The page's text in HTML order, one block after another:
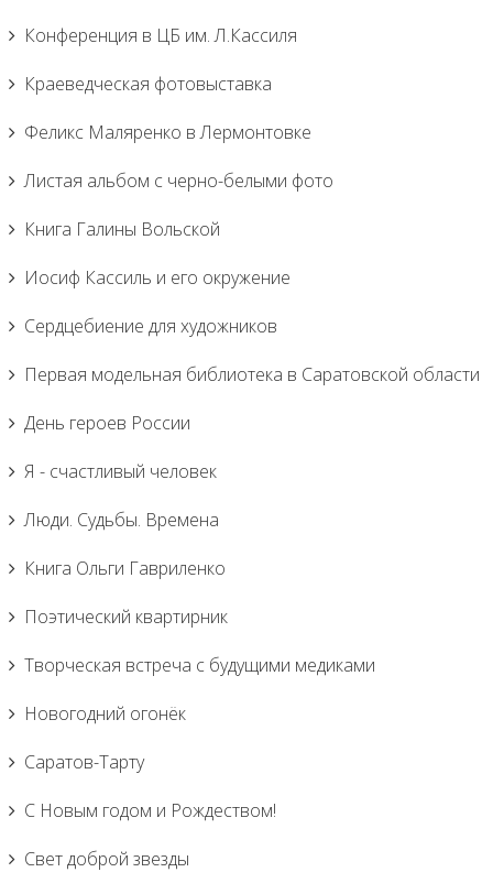
Конференция в ЦБ им. Л.Кассиля
Краеведческая фотовыставка
Феликс Маляренко в Лермонтовке
Листая альбом с черно-белыми фото
Книга Галины Вольской
Иосиф Кассиль и его окружение
Сердцебиение для художников
Первая модельная библиотека в Саратовской области
День героев России
Я - счастливый человек
Люди. Судьбы. Времена
Книга Ольги Гавриленко
Поэтический квартирник
Творческая встреча с будущими медиками
Новогодний огонёк
Саратов-Тарту
С Новым годом и Рождеством!
Свет доброй звезды